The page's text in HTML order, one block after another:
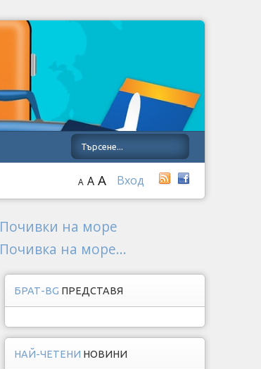
Вход
A A A
Почивки на море
Почивка на море...
БРАТ-BG ПРЕДСТАВЯ
НАЙ-ЧЕТЕНИ НОВИНИ